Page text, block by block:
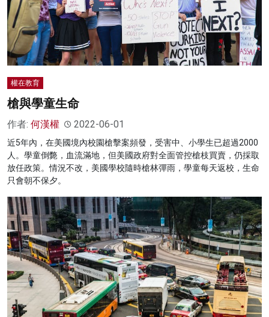
權在教育
槍與學童生命
作者: 何漢權 2022-06-01
近5年內，在美國境內校園槍擊案頻發，受害中、小學生已超過2000
人。學童倒斃，血流滿地，但美國政府對全面管控槍枝買賣，仍採取
放任政策。情況不改，美國學校隨時槍林彈雨，學童每天返校，生命
只會朝不保夕。